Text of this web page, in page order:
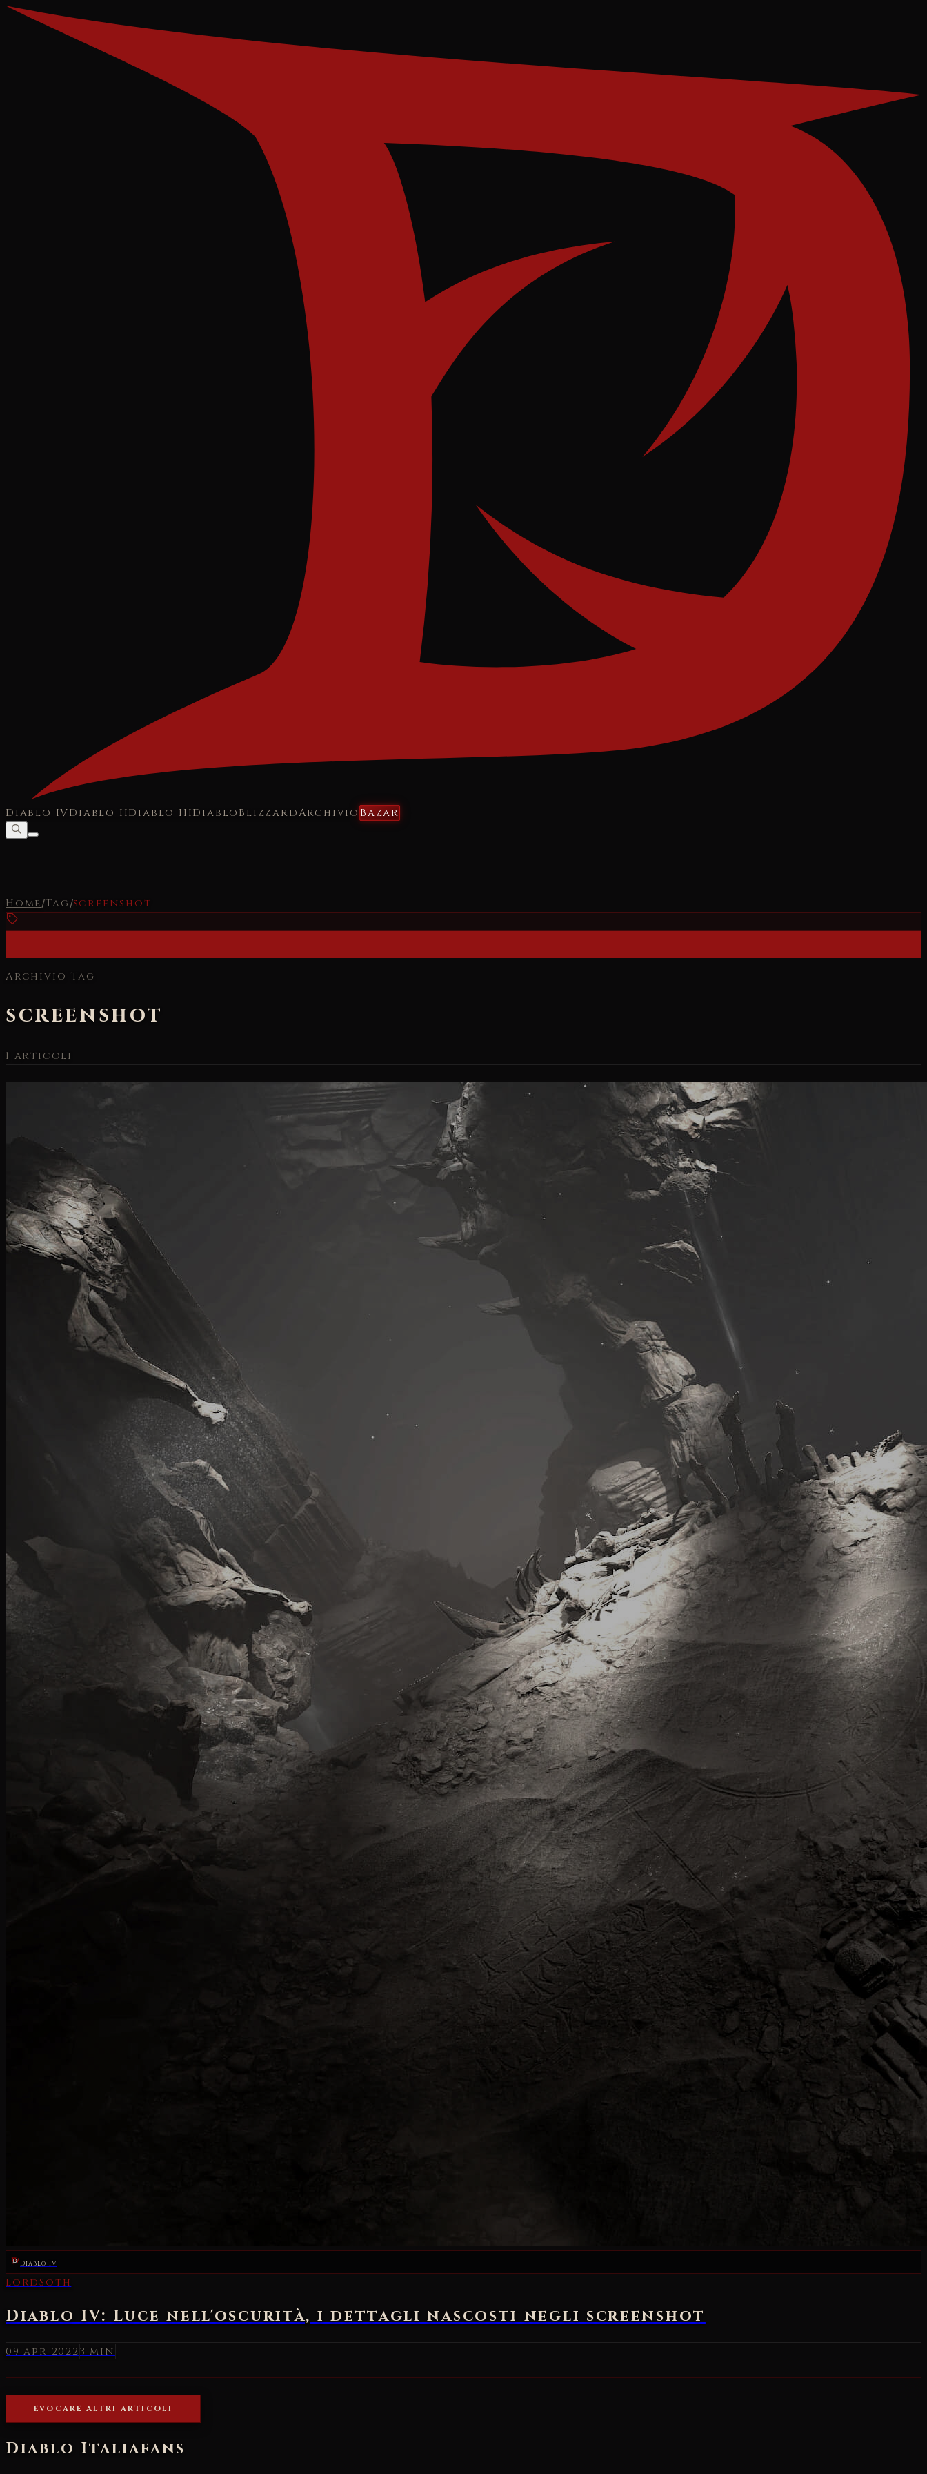
Diablo IVDiablo IIDiablo IIIDiabloBlizzardArchivioBazar
Home/Tag /screenshot
Archivio Tag
screenshot
1 articoli
Diablo IV
LordSoth
Diablo IV: Luce nell'oscurità, i dettagli nascosti negli screenshot
09 apr 20223 min
EVOCARE ALTRI ARTICOLI
Diablo Italiafans